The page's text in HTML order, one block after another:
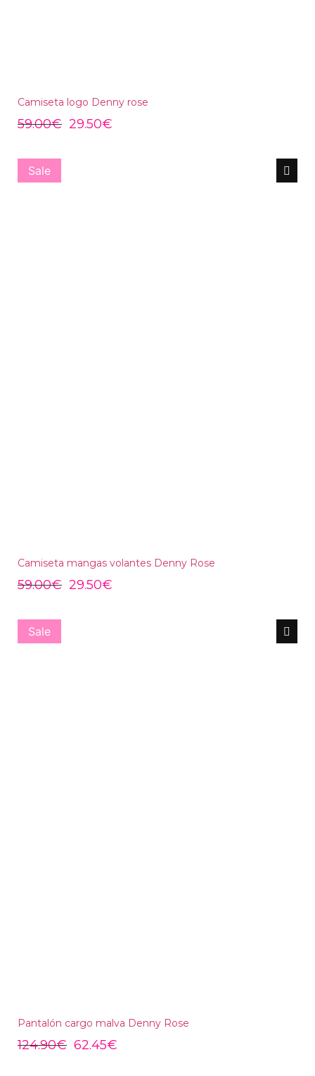
Camiseta logo Denny rose
59.00€ 29.50€
Sale
Camiseta mangas volantes Denny Rose
59.00€ 29.50€
Sale
Pantalón cargo malva Denny Rose
124.90€ 62.45€